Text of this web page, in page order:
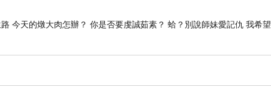
今天的燉大肉怎辦？ 你是否要虔誠茹素？ 蛤？別說師妹愛記仇 我希望